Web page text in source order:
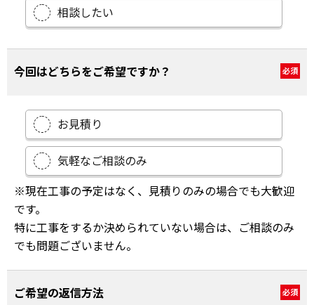
相談したい
今回はどちらをご希望ですか？ 必須
お見積り
気軽なご相談のみ
※現在工事の予定はなく、見積りのみの場合でも大歓迎
です。
特に工事をするか決められていない場合は、ご相談のみ
でも問題ございません。
ご希望の返信方法 必須